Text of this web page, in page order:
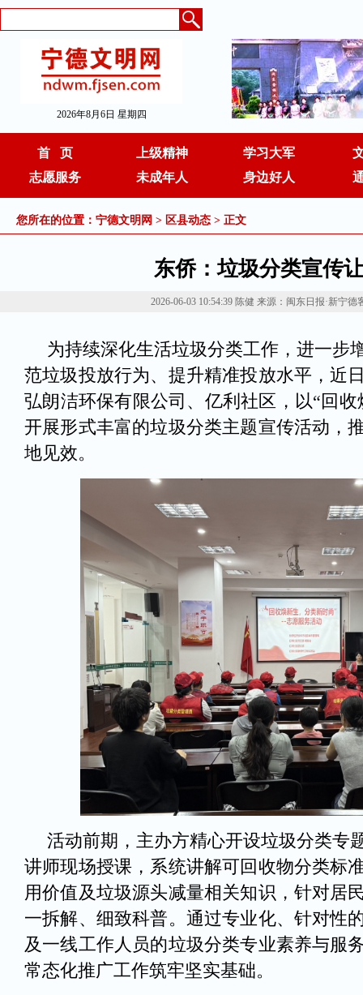
2026年8月6日 星期四
首 页 上级精神
学习大军
志愿服务
未成年人 身边好人
您所在的位置： 宁德文明网 > 区县动态 > 正文
东侨：垃圾分类宣传
2026-06-03 10:54:39 陈健 来源：闽东日报·新宁德
为持续深化生活垃圾分类工作，进一步
范垃圾投放行为、提升精准投放水平，近
弘朗洁环保有限公司、亿利社区，以“回
开展形式丰富的垃圾分类主题宣传活动，
地见效。
活动前期，主办方精心开设垃圾分类专
讲师现场授课，系统讲解可回收物分类标
用价值及垃圾源头减量相关知识，针对居
一拆解、细致科普。通过专业化、针对性
及一线工作人员的垃圾分类专业素养与服
常态化推广工作筑牢坚实基础。